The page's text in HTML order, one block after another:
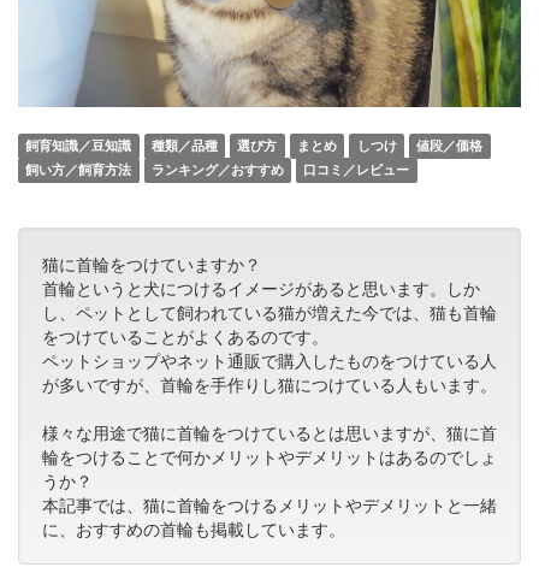
飼育知識／豆知識 種類／品種 選び方 まとめ しつけ
値段／価格
飼い方／飼育方法
ランキング／おすすめ 口コミ／レビュー
猫に首輪をつけていますか？
首輪というと犬につけるイメージがあると思います。しか
し、ペットとして飼われている猫が増えた今では、猫も首輪
をつけていることがよくあるのです。
ペットショップやネット通販で購入したものをつけている人
が多いですが、首輪を手作りし猫につけている人もいます。
様々な用途で猫に首輪をつけているとは思いますが、猫に首
輪をつけることで何かメリットやデメリットはあるのでしょ
うか？
本記事では、猫に首輪をつけるメリットやデメリットと一緒
に、おすすめの首輪も掲載しています。